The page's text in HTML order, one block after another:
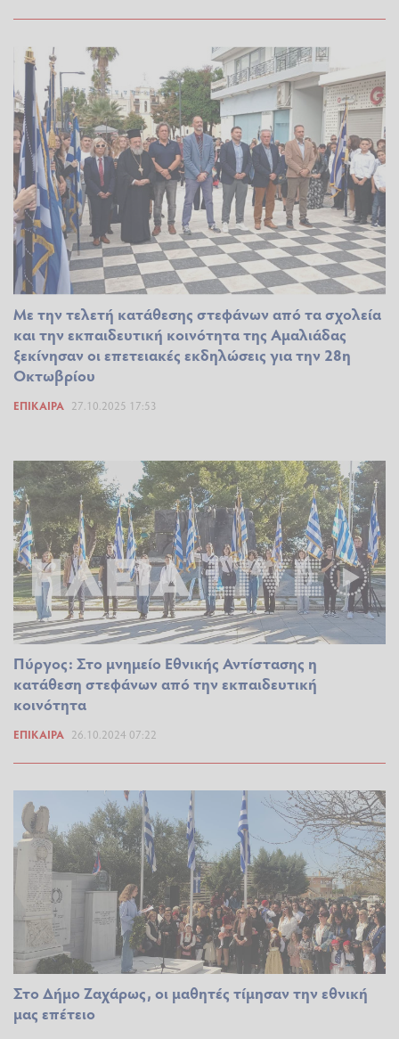
Με την τελετή κατάθεσης στεφάνων από τα σχολεία
και την εκπαιδευτική κοινότητα της Αμαλιάδας
ξεκίνησαν οι επετειακές εκδηλώσεις για την 28η
Οκτωβρίου
ΕΠΊΚΑΙΡΑ 27.10.2025 17:53
Πύργος: Στο μνημείο Εθνικής Αντίστασης η
κατάθεση στεφάνων από την εκπαιδευτική
κοινότητα
ΕΠΊΚΑΙΡΑ 26.10.2024 07:22
Στο Δήμο Ζαχάρως, οι μαθητές τίμησαν την εθνική
μας επέτειο